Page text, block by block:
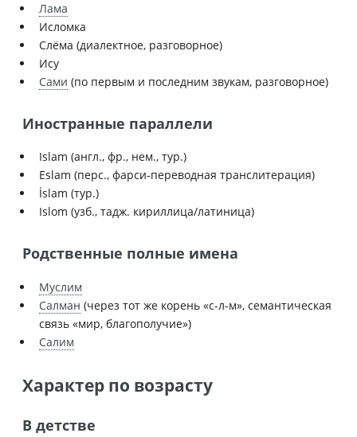
Лама
Исломка
Слёма (диалектное, разговорное)
Ису
Сами (по первым и последним звукам, разговорное)
Иностранные параллели
Islam (англ., фр., нем., тур.)
Eslam (перс., фарси-переводная транслитерация)
İslam (тур.)
Islom (узб., тадж. кириллица/латиница)
Родственные полные имена
Муслим
Салман (через тот же корень «с-л-м», семантическая
связь «мир, благополучие»)
Салим
Характер по возрасту
В детстве